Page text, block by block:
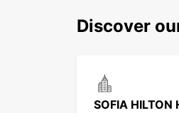
Discover
SOFIA HILTON